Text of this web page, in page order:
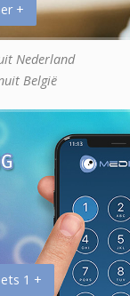
+
Nederland
België
1 +